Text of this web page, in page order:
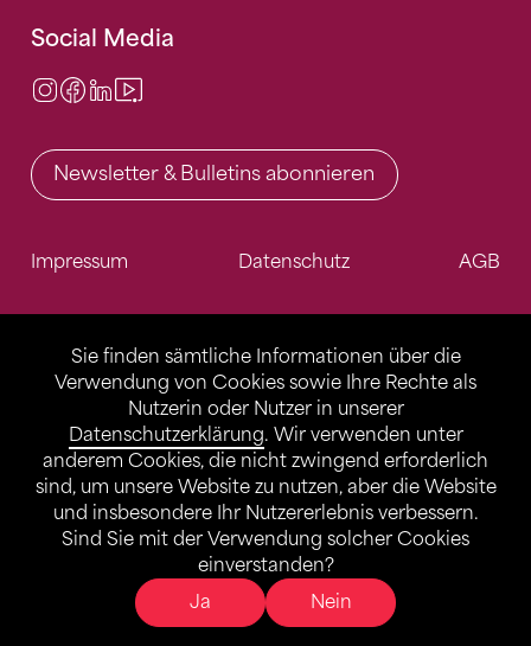
Sie finden sämtliche Informationen über die
Verwendung von Cookies sowie Ihre Rechte als
Nutzerin oder Nutzer in unserer
Datenschutzerklärung. Wir verwenden unter
anderem Cookies, die nicht zwingend erforderlich
sind, um unsere Website zu nutzen, aber die Website
und insbesondere Ihr Nutzererlebnis verbessern.
Sind Sie mit der Verwendung solcher Cookies
einverstanden?
Ja
Nein
Social Media
Instagram
Facebook
LinkedIn
Newsletter & Bulletins abonnieren
Impressum Datenschutz AGB